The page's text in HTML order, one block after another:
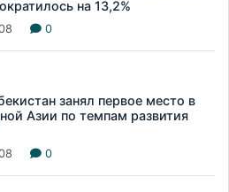
на 13,2%
0
занял первое место в
Азии по темпам развития
0